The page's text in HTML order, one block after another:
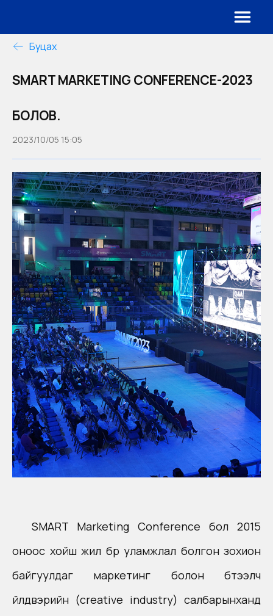
Буцах
SMART MARKETING CONFERENCE-2023
БОЛОВ.
2023/10/05 15:05
SMART Marketing Conference бол 2015
оноос хойш жил бүр уламжлал болгон зохион
байгуулдаг маркетинг болон бүтээлч
үйлдвэрийн (creative industry) салбарынханд